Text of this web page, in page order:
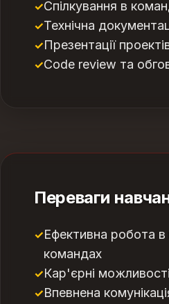
Спілкування в
Технічна
Презентації
Code review та
Переваги
Ефективна робота
командах
Кар'єрні
Впевнена